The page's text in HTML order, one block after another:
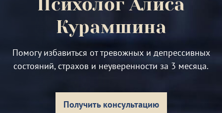
ПсихологАлиса
Курамшина
Помогу избавиться от тревожных и депрессивных
состояний, страхов и неуверенности за 3 месяца.
Получить консультацию